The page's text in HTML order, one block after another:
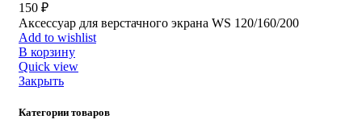
Закрыть
Категории товаров
150 ₽
Аксессуар для верстачного экрана WS 120/160/200
Add to wishlist
В корзину
Quick view